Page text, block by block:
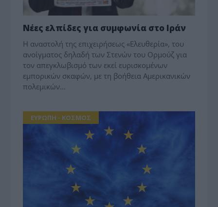
Νέες ελπίδες για συμφωνία στο Ιράν
H αναστολή της επιχειρήσεως «Ελευθερία», του
ανοίγματος δηλαδή των Στενών του Ορμούζ για
τον απεγκλωβισμό των εκεί ευρισκομένων
εμπορικών σκαφών, με τη βοήθεια Αμερικανικών
πολεμικών...
ΕΥΡΩΠΗ - ΚΟΣΜΟΣ